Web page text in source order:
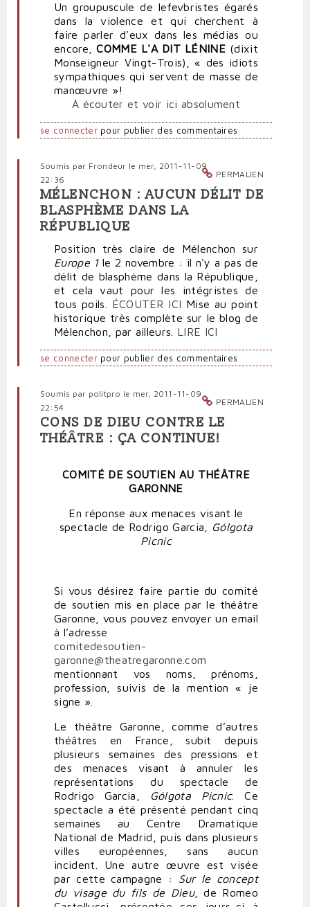
Un groupuscule de lefevbristes égarés
dans la violence et qui cherchent à
faire parler d'eux dans les médias ou
encore,COMME L'A DIT LÉNINE (dixit
Monseigneur Vingt-Trois), « des idiots
sympathiques qui servent de masse de
manœuvre »!
À écouter et voir ici absolument
se connecterpour publier des commentaires
PERMALIEN
Soumis par Frondeur le mer, 2011-11-09
22:36
MÉLENCHON : AUCUN DÉLIT DE
BLASPHÈME DANS LA
RÉPUBLIQUE
Position très claire de Mélenchon sur
Europe 1le 2 novembre : il n'y a pas de
délit de blasphème dans la République,
et cela vaut pour les intégristes de
tous poils. ÉCOUTER ICI Mise au point
historique très complète sur le blog de
Mélenchon, par ailleurs. LIRE ICI
se connecterpour publier des commentaires
PERMALIEN
Soumis par politpro le mer, 2011-11-09
22:54
CONS DE DIEU CONTRE LE
THÉÂTRE : ÇA CONTINUE!
COMITÉ DE SOUTIEN AU THÉÂTRE
GARONNE
En réponse aux menaces visant le
spectacle de Rodrigo Garcia,
Gólgota
Picnic
Si vous désirez faire partie du comité
de soutien mis en place par le théâtre
Garonne, vous pouvez envoyer un email
à l’adresse
comitedesoutien-
garonne@theatregaronne.com
mentionnant vos noms, prénoms,
profession, suivis de la mention « je
signe ».
Le théâtre Garonne, comme d’autres
théâtres en France, subit depuis
plusieurs semaines des pressions et
des menaces visant à annuler les
représentations du spectacle de
Rodrigo Garcia,
Gólgota Picnic. Ce
spectacle a été présenté pendant cinq
semaines au Centre Dramatique
National de Madrid, puis dans plusieurs
villes européennes, sans aucun
incident. Une autre œuvre est visée
par cette campagne : Sur le concept
du visage du fils de Dieu, de Romeo